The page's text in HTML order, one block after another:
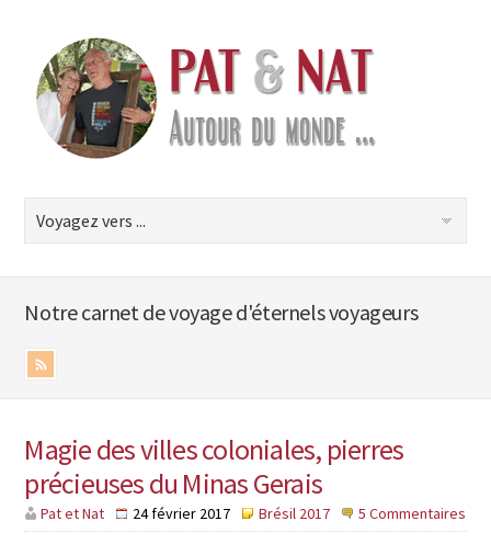
Notre carnet de voyage d'éternels voyageurs
Magie des villes coloniales, pierres
précieuses du Minas Gerais
Pat et Nat 24 février 2017 Brésil 2017 5 Commentaires